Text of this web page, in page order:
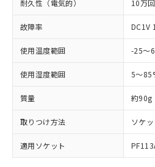
耐久性（電気的） 10万
故障率 DC1V
使用温度範囲 -25～
使用湿度範囲 5～
質量 約90g
取りつけ方法 ソケッ
適用ソケット
マイパーツ機能（部
メンバーズにご登
登録された部品リス
および当社の共同
品・サービスに関す
引・商談に必要な
をご了承ください。
※当社の共同利用者
の共同利用に関して"
用者の範囲」に記載
月が前後することがあり
※3 非含有証明書ダウ
51物質の非含有証明書（
※本証明書は発行日時点
質が外部に漏えいし、環
及ぼさない年数を意味し
「－」：未確認です。当
い合わせください。
販売先および販売に
法に輸出するおそ
り引きをいたしませ
空
受注生産機種
情報を公開し